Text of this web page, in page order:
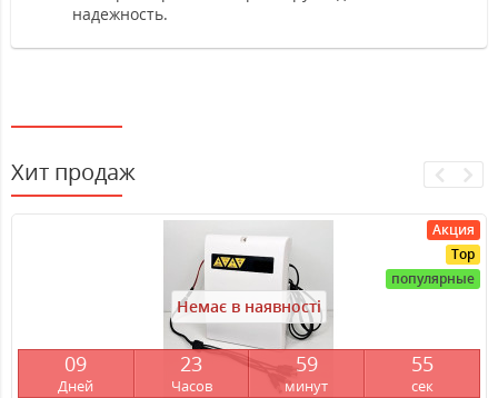
надежность.
Хит продаж
Акция
Top
популярные
Немає в наявності
09
Дней
23
Часов
59
минут
54
сек